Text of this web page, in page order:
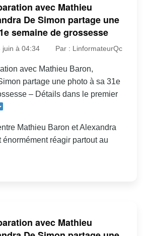
avec Mathieu
De Simon partage une
semaine de grossesse
juin à 04:34 Par : LinformateurQc
avec Mathieu Baron,
partage une photo à sa 31e
– Détails dans le premier
Mathieu Baron et Alexandra
énormément réagir partout au
avec Mathieu